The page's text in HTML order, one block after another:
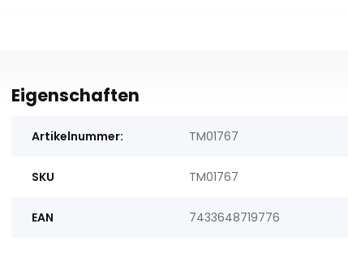
Eigenschaften
Artikelnummer: TM01767
SKU TM01767
EAN 7433648719776